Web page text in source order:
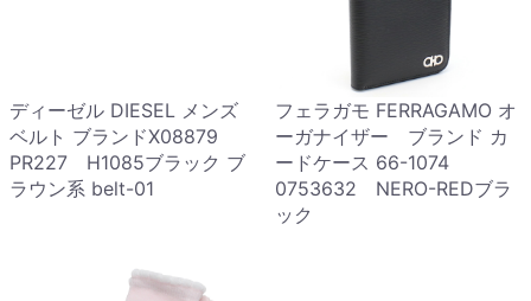
ディーゼル DIESEL メンズ
ベルト ブランドX08879
PR227 H1085ブラック ブ
ラウン系 belt-01
フェラガモ FERRAGAMO オ
ーガナイザー ブランド カ
ードケース 66-1074
0753632 NERO-REDブラ
ック